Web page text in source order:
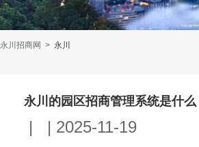
永川招商网 > 永川
永川的园区招商管理系统是什么
| | 2025-11-19